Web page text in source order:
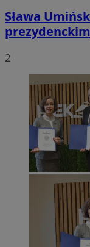
Sława
prezydenckim
2